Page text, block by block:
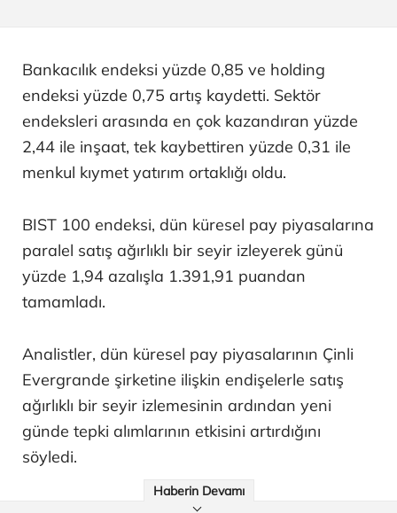
Bankacılık endeksi yüzde 0,85 ve holding
endeksi yüzde 0,75 artış kaydetti. Sektör
endeksleri arasında en çok kazandıran yüzde
2,44 ile inşaat, tek kaybettiren yüzde 0,31 ile
menkul kıymet yatırım ortaklığı oldu.
BIST 100 endeksi, dün küresel pay piyasalarına
paralel satış ağırlıklı bir seyir izleyerek günü
yüzde 1,94 azalışla 1.391,91 puandan
tamamladı.
Analistler, dün küresel pay piyasalarının Çinli
Evergrande şirketine ilişkin endişelerle satış
ağırlıklı bir seyir izlemesinin ardından yeni
günde tepki alımlarının etkisini artırdığını
söyledi.
Haberin Devamı